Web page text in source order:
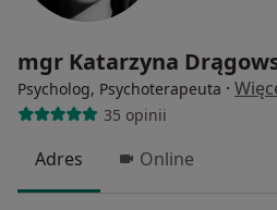
mgr Katarzyna
Psycholog, Psychoterapeuta ·
35 opinii
Adres Online